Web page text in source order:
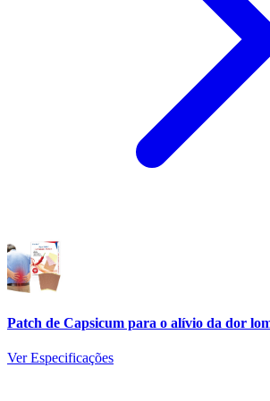
Patch de Capsicum para o alívio da dor
Ver Especificações